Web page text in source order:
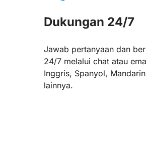
Dukungan 24/7
Jawab pertanyaan dan
24/7 melalui chat atau
Inggris, Spanyol,
lainnya.